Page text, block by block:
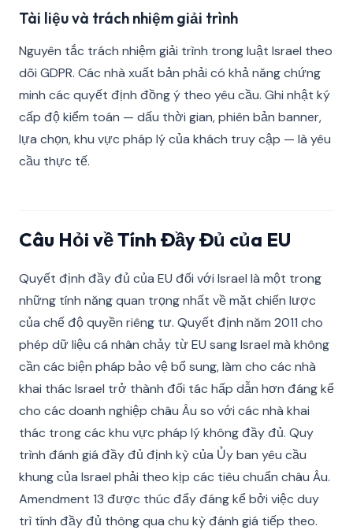
Tài liệu và trách nhiệm giải trình
Nguyên tắc trách nhiệm giải trình trong luật Israel theo
dõi GDPR. Các nhà xuất bản phải có khả năng chứng
minh các quyết định đồng ý theo yêu cầu. Ghi nhật ký
cấp độ kiểm toán — dấu thời gian, phiên bản banner,
lựa chọn, khu vực pháp lý của khách truy cập — là yêu
cầu thực tế.
Câu Hỏi về Tính Đầy Đủ của EU
Quyết định đầy đủ của EU đối với Israel là một trong
những tính năng quan trọng nhất về mặt chiến lược
của chế độ quyền riêng tư. Quyết định năm 2011 cho
phép dữ liệu cá nhân chảy từ EU sang Israel mà không
cần các biện pháp bảo vệ bổ sung, làm cho các nhà
khai thác Israel trở thành đối tác hấp dẫn hơn đáng kể
cho các doanh nghiệp châu Âu so với các nhà khai
thác trong các khu vực pháp lý không đầy đủ. Quy
trình đánh giá đầy đủ định kỳ của Ủy ban yêu cầu
khung của Israel phải theo kịp các tiêu chuẩn châu Âu.
Amendment 13 được thúc đẩy đáng kể bởi việc duy
trì tính đầy đủ thông qua chu kỳ đánh giá tiếp theo.